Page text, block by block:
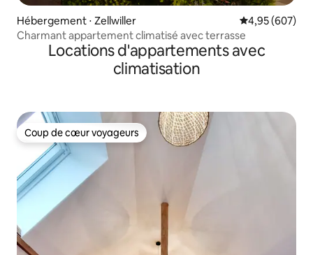
Hébergement ⋅ Zellwiller Évaluation
4,95 (607)
Charmant appartement climatisé avec terrasse
Locations d'appartements avec
climatisation
Coup de cœur voyageurs
Coup de cœur voyageurs